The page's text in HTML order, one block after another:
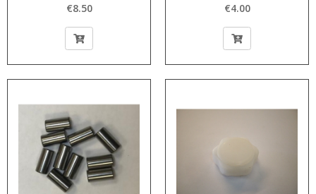
stycken)
€8.50 €4.00